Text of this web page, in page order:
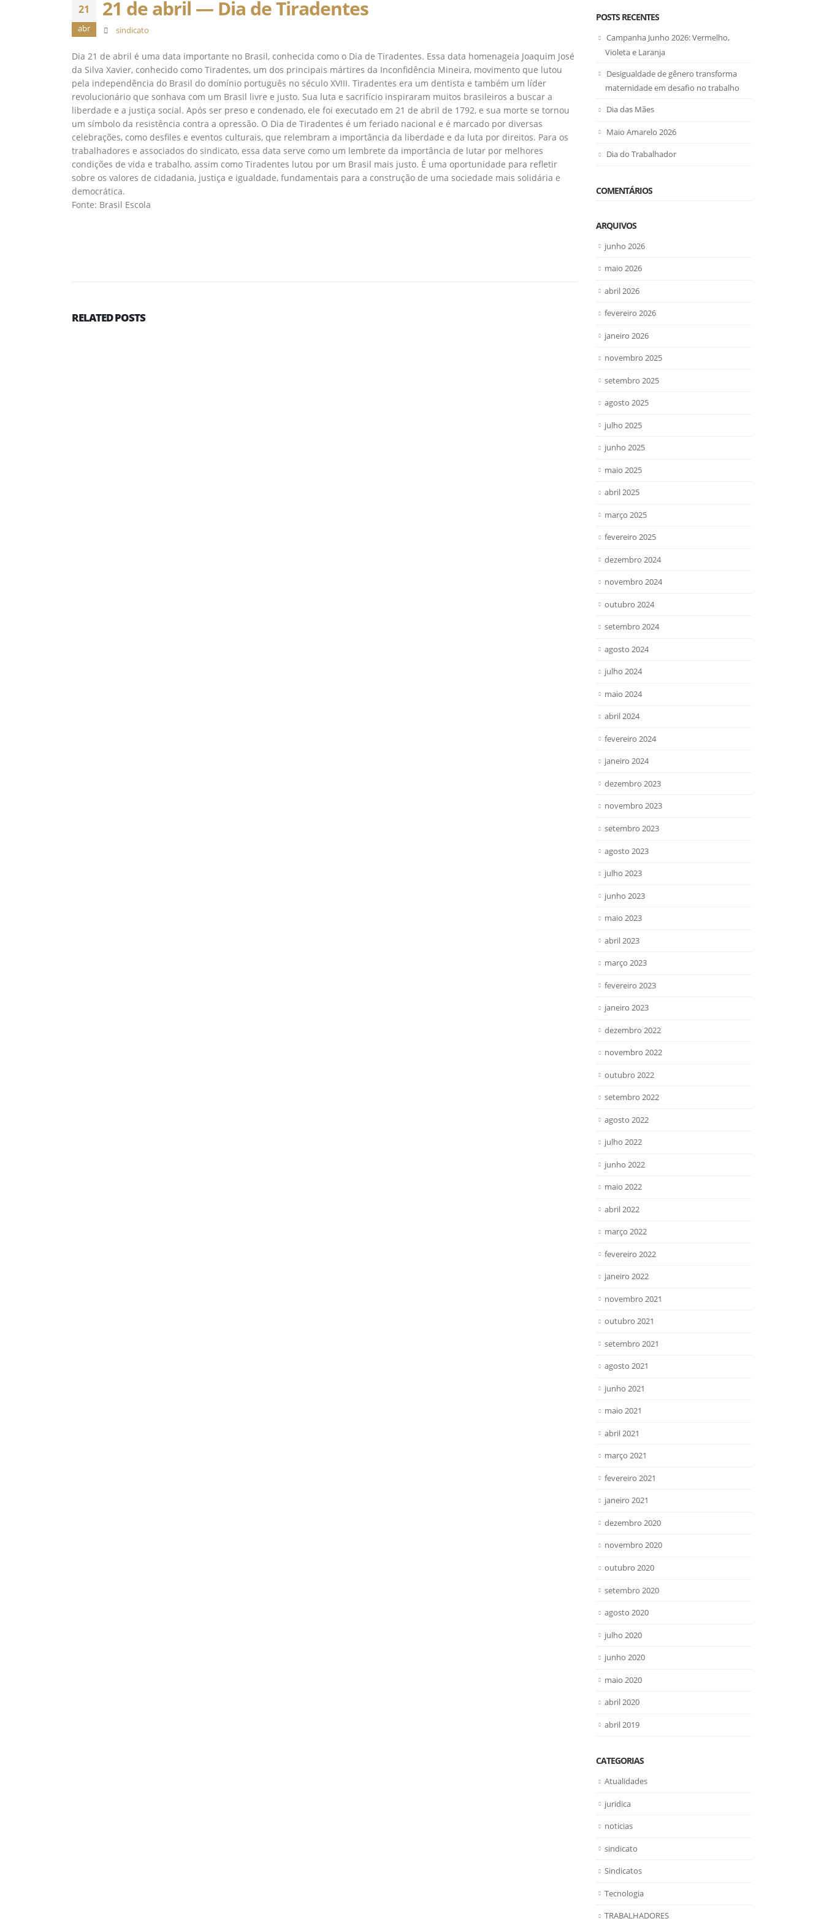
21
abr
21 de abril — Dia de Tiradentes
sindicato
Dia 21 de abril é uma data importante no Brasil, conhecida como o Dia de Tiradentes. Essa data homenageia Joaquim José
da Silva Xavier, conhecido como Tiradentes, um dos principais mártires da Inconfidência Mineira, movimento que lutou
pela independência do Brasil do domínio português no século XVIII. Tiradentes era um dentista e também um líder
revolucionário que sonhava com um Brasil livre e justo. Sua luta e sacrifício inspiraram muitos brasileiros a buscar a
liberdade e a justiça social. Após ser preso e condenado, ele foi executado em 21 de abril de 1792, e sua morte se tornou
um símbolo da resistência contra a opressão. O Dia de Tiradentes é um feriado nacional e é marcado por diversas
celebrações, como desfiles e eventos culturais, que relembram a importância da liberdade e da luta por direitos. Para os
trabalhadores e associados do sindicato, essa data serve como um lembrete da importância de lutar por melhores
condições de vida e trabalho, assim como Tiradentes lutou por um Brasil mais justo. É uma oportunidade para refletir
sobre os valores de cidadania, justiça e igualdade, fundamentais para a construção de uma sociedade mais solidária e
democrática.
Fonte: Brasil Escola
RELATEDPOSTS
POSTS RECENTES
Campanha Junho 2026: Vermelho,
Violeta e Laranja
Desigualdade de gênero transforma
maternidade em desafio no trabalho
Dia das Mães
Maio Amarelo 2026
Dia do Trabalhador
COMENTÁRIOS
ARQUIVOS
junho 2026
maio 2026
abril 2026
fevereiro 2026
janeiro 2026
novembro 2025
setembro 2025
agosto 2025
julho 2025
junho 2025
maio 2025
abril 2025
março 2025
fevereiro 2025
dezembro 2024
novembro 2024
outubro 2024
setembro 2024
agosto 2024
julho 2024
maio 2024
abril 2024
fevereiro 2024
janeiro 2024
dezembro 2023
novembro 2023
setembro 2023
agosto 2023
julho 2023
junho 2023
maio 2023
abril 2023
março 2023
fevereiro 2023
janeiro 2023
dezembro 2022
novembro 2022
outubro 2022
setembro 2022
agosto 2022
julho 2022
junho 2022
maio 2022
abril 2022
março 2022
fevereiro 2022
janeiro 2022
novembro 2021
outubro 2021
setembro 2021
agosto 2021
junho 2021
maio 2021
abril 2021
março 2021
fevereiro 2021
janeiro 2021
dezembro 2020
novembro 2020
outubro 2020
setembro 2020
agosto 2020
julho 2020
junho 2020
maio 2020
abril 2020
abril 2019
CATEGORIAS
Atualidades
juridica
noticias
sindicato
Sindicatos
Tecnologia
TRABALHADORES